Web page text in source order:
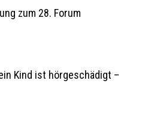
zum 28. Forum
Kind ist hörgeschädigt –